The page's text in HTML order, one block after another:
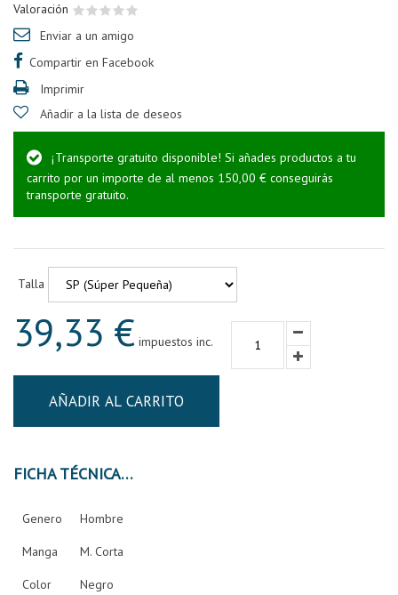
Valoración
Enviar a un amigo
Compartir en Facebook
Imprimir
Añadir a la lista de deseos
¡Transporte gratuito disponible! Si añades productos a tu
carrito por un importe de al menos 150,00 € conseguirás
transporte gratuito.
Talla
39,33 € impuestos inc.
AÑADIR AL CARRITO
FICHA TÉCNICA
Genero Hombre
Manga M. Corta
Color Negro